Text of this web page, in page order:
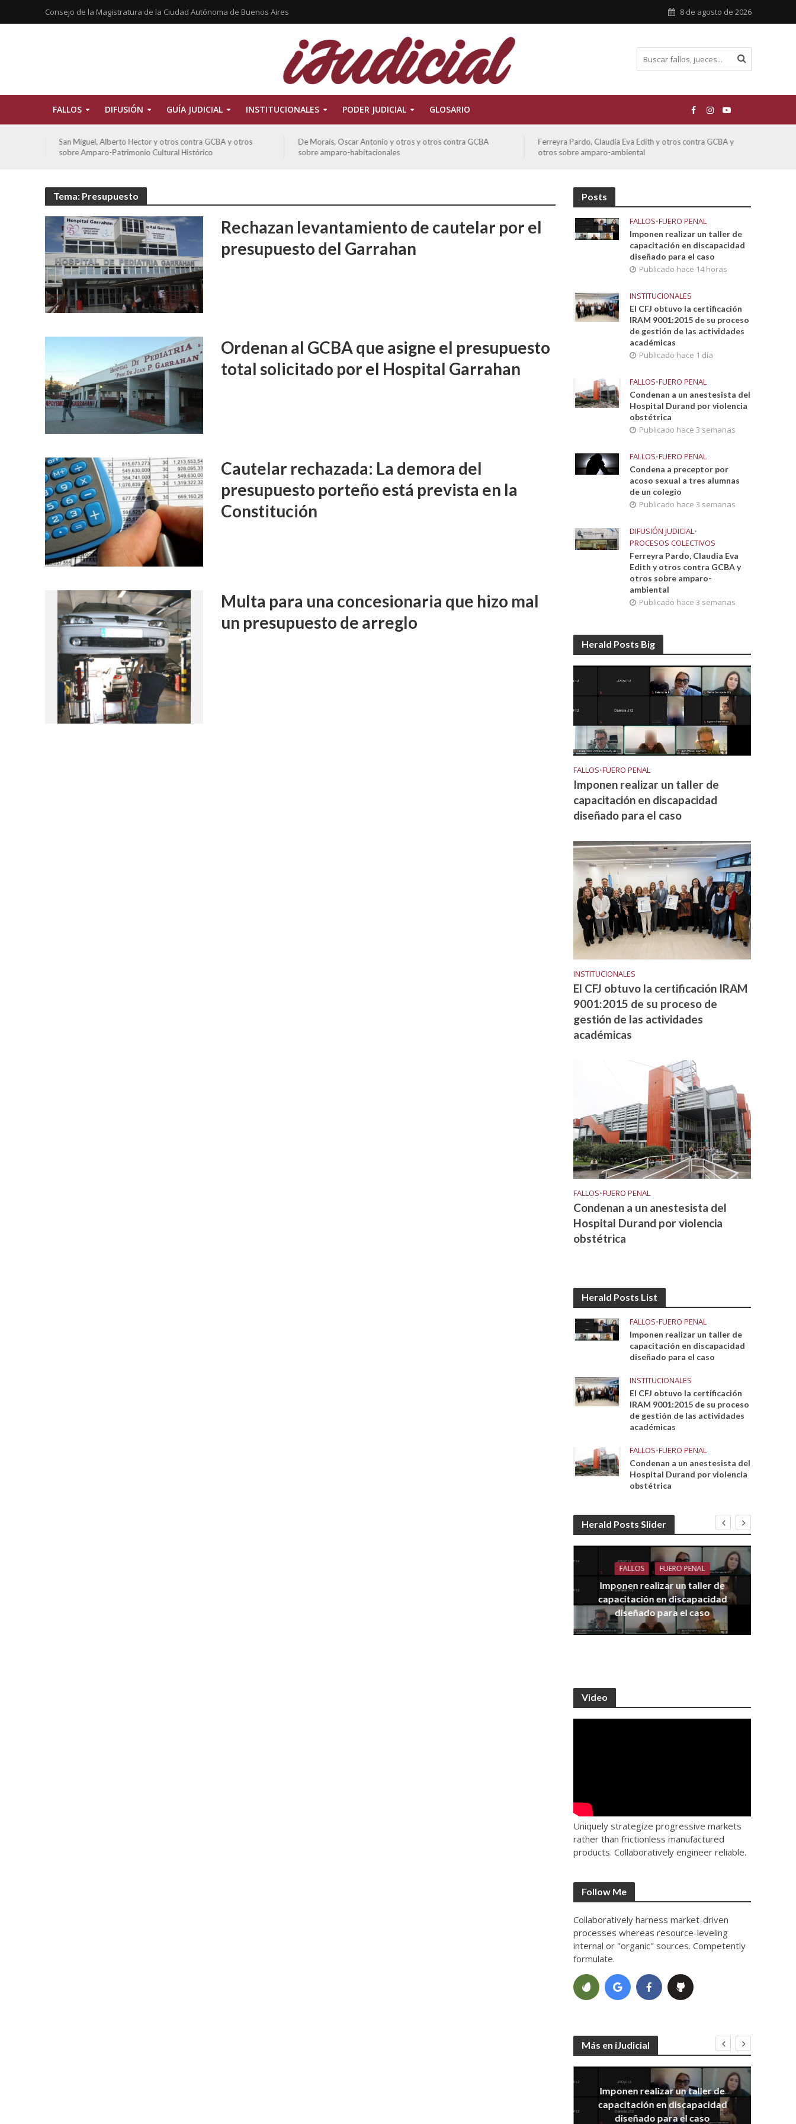
Consejo de la Magistratura de la Ciudad Autónoma de Buenos Aires 8 de agosto de 2026
FALLOS DIFUSIÓN GUÍA JUDICIAL INSTITUCIONALES PODER JUDICIAL GLOSARIO
De Morais, Oscar Antonio y otros y otros contra GCBA
sobre amparo-habitacionales
Ferreyra Pardo, Claudia Eva Edith y otros contra GCBA y
otros sobre amparo-ambiental
ATE contra GCBA sobre amparo – empleo publico otros
Tema: Presupuesto
Rechazan levantamiento de cautelar por el
presupuesto del Garrahan
Ordenan al GCBA que asigne el presupuesto
total solicitado por el Hospital Garrahan
Cautelar rechazada: La demora del
presupuesto porteño está prevista en la
Constitución
Multa para una concesionaria que hizo mal
un presupuesto de arreglo
Posts
FALLOS•FUERO PENAL
Imponen realizar un taller de
capacitación en discapacidad
diseñado para el caso
Publicado hace 14 horas
INSTITUCIONALES
El CFJ obtuvo la certificación
IRAM 9001:2015 de su proceso
de gestión de las actividades
académicas
Publicado hace 1 día
FALLOS•FUERO PENAL
Condenan a un anestesista del
Hospital Durand por violencia
obstétrica
Publicado hace 3 semanas
FALLOS•FUERO PENAL
Condena a preceptor por
acoso sexual a tres alumnas
de un colegio
Publicado hace 3 semanas
DIFUSIÓN JUDICIAL•
PROCESOS COLECTIVOS
Ferreyra Pardo, Claudia Eva
Edith y otros contra GCBA y
otros sobre amparo-
ambiental
Publicado hace 3 semanas
Herald Posts Big
FALLOS•FUERO PENAL
Imponen realizar un taller de
capacitación en discapacidad
diseñado para el caso
INSTITUCIONALES
El CFJ obtuvo la certificación IRAM
9001:2015 de su proceso de
gestión de las actividades
académicas
FALLOS•FUERO PENAL
Condenan a un anestesista del
Hospital Durand por violencia
obstétrica
Herald Posts List
FALLOS•FUERO PENAL
Imponen realizar un taller de
capacitación en discapacidad
diseñado para el caso
INSTITUCIONALES
El CFJ obtuvo la certificación
IRAM 9001:2015 de su proceso
de gestión de las actividades
académicas
FALLOS•FUERO PENAL
Condenan a un anestesista del
Hospital Durand por violencia
obstétrica
Herald Posts Slider
FALLOS FUERO PENAL
Imponen realizar un taller de
capacitación en discapacidad
diseñado para el caso
Video
Uniquely strategize progressive markets
rather than frictionless manufactured
products. Collaboratively engineer reliable.
Follow Me
Collaboratively harness market-driven
processes whereas resource-leveling
internal or "organic" sources. Competently
formulate.
Más en iJudicial
Imponen realizar un taller de
capacitación en discapacidad
diseñado para el caso